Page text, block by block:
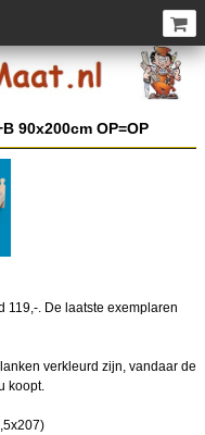
90x200cm OP=OP
119,-. De laatste exemplaren
verkleurd zijn, vandaar de
koopt.